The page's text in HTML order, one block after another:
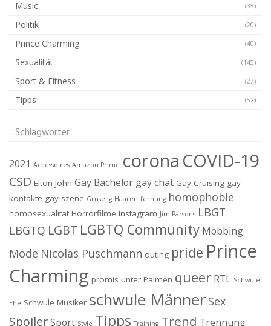
Music (35)
Politik (20)
Prince Charming (40)
Sexualität (145)
Sport & Fitness (27)
Tipps (52)
Schlagwörter
2021 Accessoires Amazon Prime corona COVID-19
CSD Elton John Gay Bachelor gay chat Gay Cruising gay
kontakte gay szene Gruselig Haarentfernung homophobie
homosexualität Horrorfilme Instagram Jim Parsons LBGT
LBGTQ LGBT LGBTQ Community Mobbing
Mode Nicolas Puschmann outing pride Prince
Charming promis unter Palmen queer RTL Schwule
Ehe Schwule Musiker schwule Männer Sex
SpoilerSport Style Tipps Training Trend Trennung